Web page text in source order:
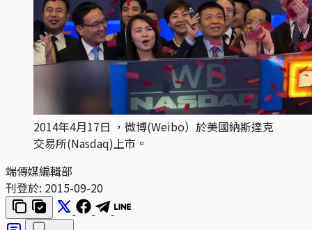
2014年4月17日 ，微博(Weibo）於美國納斯達克
交易所(Nasdaq)上市。
端傳媒編輯部
刊登於: 2015-09-20